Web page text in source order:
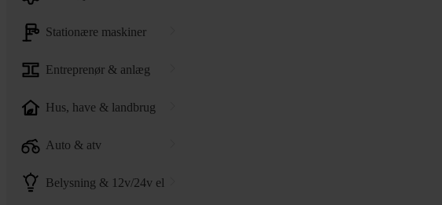
stationære maskiner
entreprenør & anlæg
hus, have & landbrug
auto & atv
belysning & 12v/24v el